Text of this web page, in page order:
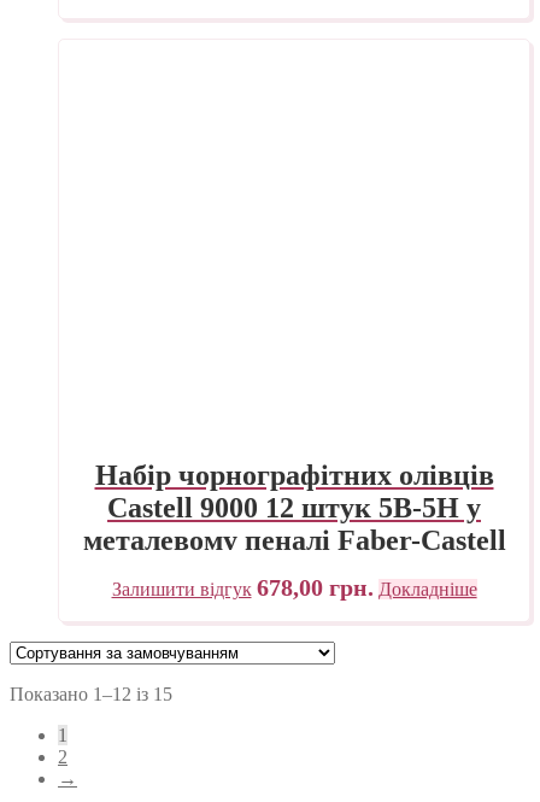
Набір чорнографітних олівців
Castell 9000 12 штук 5B-5H у
металевому пеналі Faber-Castell
Залишити відгук 678,00 грн. Докладніше
Показано 1–12 із 15
1
2
→